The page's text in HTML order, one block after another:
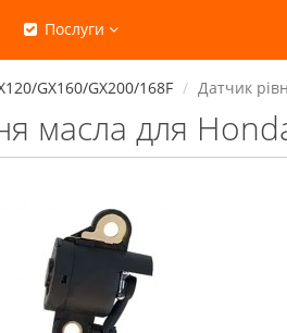
Послуги
GX160/GX200/168F Датчик
масла для